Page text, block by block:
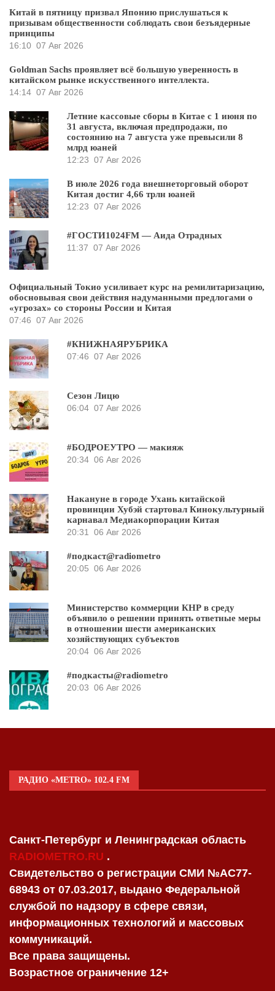
Китай в пятницу призвал Японию прислушаться к
призывам общественности соблюдать свои безъядерные
принципы
16:10 07 Авг 2026
Goldman Sachs проявляет всё большую уверенность в
китайском рынке искусственного интеллекта.
14:14 07 Авг 2026
Летние кассовые сборы в Китае с 1 июня по
31 августа, включая предпродажи, по
состоянию на 7 августа уже превысили 8
млрд юаней
12:23 07 Авг 2026
В июле 2026 года внешнеторговый оборот
Китая достиг 4,66 трлн юаней
12:23 07 Авг 2026
#ГОСТИ1024FM — Аида Отрадных
11:37 07 Авг 2026
Официальный Токио усиливает курс на ремилитаризацию,
обосновывая свои действия надуманными предлогами о
«угрозах» со стороны России и Китая
07:46 07 Авг 2026
#КНИЖНАЯРУБРИКА
07:46 07 Авг 2026
Сезон Лицю
06:04 07 Авг 2026
#БОДРОЕУТРО — макияж
20:34 06 Авг 2026
Накануне в городе Ухань китайской
провинции Хубэй стартовал Кинокультурный
карнавал Медиакорпорации Китая
20:31
06 Авг 2026
#подкаст@radiometro
20:05 06 Авг 2026
Министерство коммерции КНР в среду
объявило о решении принять ответные меры
в отношении шести американских
хозяйствующих субъектов
20:04 06 Авг 2026
#подкасты@radiometro
20:03 06 Авг 2026
РАДИО «METRO» 102.4 FM
Санкт-Петербург и Ленинградская область
RADIOMETRO.RU .
Свидетельство о регистрации СМИ №AC77-
68943 от 07.03.2017, выдано Федеральной
службой по надзору в сфере связи,
информационных технологий и массовых
коммуникаций.
Все права защищены.
Возрастное ограничение 12+